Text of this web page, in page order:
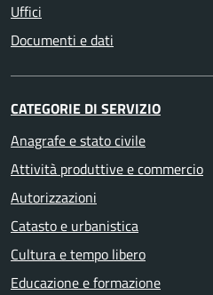
Uffici
Documenti e dati
CATEGORIE DI SERVIZIO
Anagrafe e stato civile
Attività produttive e commercio
Autorizzazioni
Catasto e urbanistica
Cultura e tempo libero
Educazione e formazione